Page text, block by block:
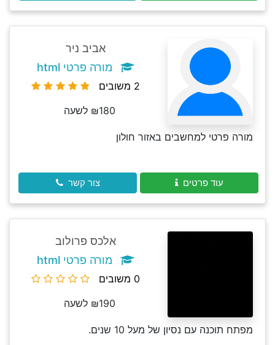
אביב ניר
מורה פרטי html
2 משובים
₪180 לשעה
מורה פרטי למחשבים באזור חולון
עוד פרטים צור קשר
אלכס פרולוב
מורה פרטי html
0 משובים
₪190 לשעה
מפתח תוכנה עם נסיון של מעל 10 שנים.